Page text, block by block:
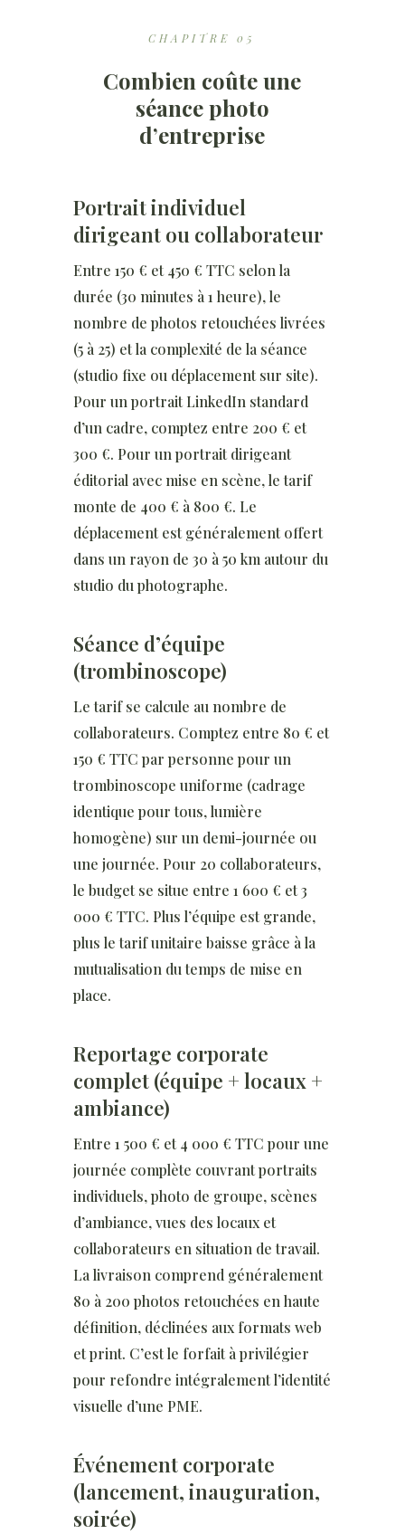
CHAPITRE 05
Combien coûte une
séance photo
d’entreprise
Portrait individuel
dirigeant ou collaborateur
Entre 150 € et 450 € TTC selon la
durée (30 minutes à 1 heure), le
nombre de photos retouchées livrées
(5 à 25) et la complexité de la séance
(studio fixe ou déplacement sur site).
Pour un portrait LinkedIn standard
d’un cadre, comptez entre 200 € et
300 €. Pour un portrait dirigeant
éditorial avec mise en scène, le tarif
monte de 400 € à 800 €. Le
déplacement est généralement offert
dans un rayon de 30 à 50 km autour du
studio du photographe.
Séance d’équipe
(trombinoscope)
Le tarif se calcule au nombre de
collaborateurs. Comptez entre 80 € et
150 € TTC par personne pour un
trombinoscope uniforme (cadrage
identique pour tous, lumière
homogène) sur un demi-journée ou
une journée. Pour 20 collaborateurs,
le budget se situe entre 1 600 € et 3
000 € TTC. Plus l’équipe est grande,
plus le tarif unitaire baisse grâce à la
mutualisation du temps de mise en
place.
Reportage corporate
complet (équipe + locaux +
ambiance)
Entre 1 500 € et 4 000 € TTC pour une
journée complète couvrant portraits
individuels, photo de groupe, scènes
d’ambiance, vues des locaux et
collaborateurs en situation de travail.
La livraison comprend généralement
80 à 200 photos retouchées en haute
définition, déclinées aux formats web
et print. C’est le forfait à privilégier
pour refondre intégralement l’identité
visuelle d’une PME.
Événement corporate
(lancement, inauguration,
soirée)